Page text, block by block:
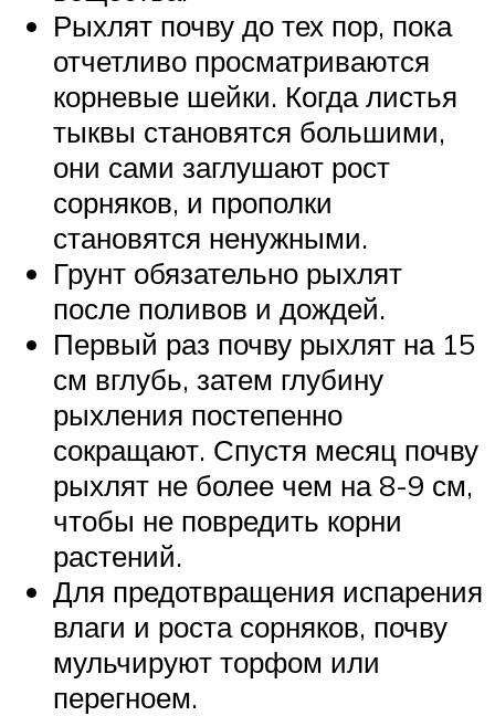
Рыхлят почву до тех пор, пока
отчетливо просматриваются
корневые шейки. Когда листья
тыквы становятся большими,
они сами заглушают рост
сорняков, и прополки
становятся ненужными.
Грунт обязательно рыхлят
после поливов и дождей.
Первый раз почву рыхлят на 15
см вглубь, затем глубину
рыхления постепенно
сокращают. Спустя месяц почву
рыхлят не более чем на 8-9 см,
чтобы не повредить корни
растений.
Для предотвращения испарения
влаги и роста сорняков, почву
мульчируют торфом или
перегноем.